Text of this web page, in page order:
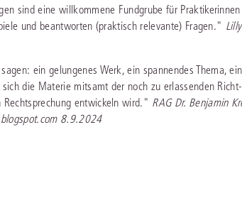
sind eine willkommene Fundgrube für
und beantworten (praktisch relevante) Fragen."
ein gelungenes Werk, ein spannendes Thema,
die Materie mitsamt der noch zu erlassenden
Rechtsprechung entwickeln wird." RAG Dr. Benjamin
8.9.2024